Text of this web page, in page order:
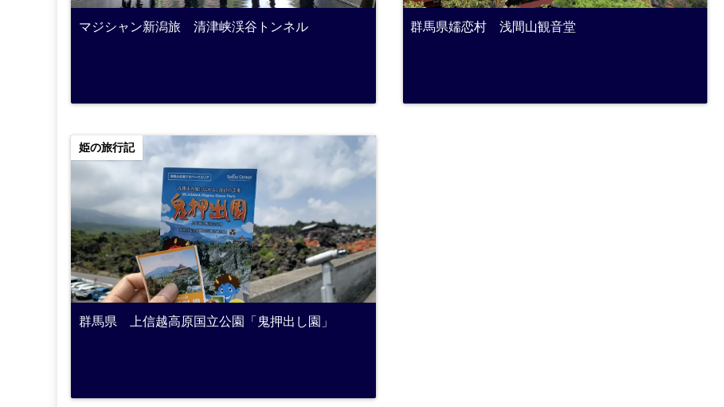
マジシャン新潟旅 清津峡渓谷トンネル 群馬県嬬恋村 浅間山観音堂
姫の旅行記
群馬県 上信越高原国立公園「鬼押出し園」